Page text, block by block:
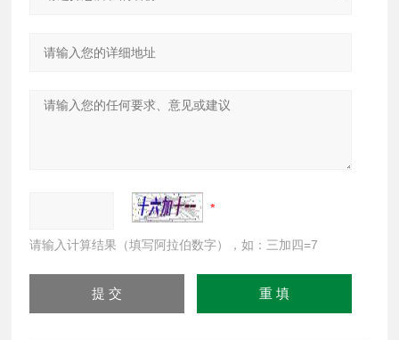
请输入计算结果（填写阿拉伯数字），如：三加四=7